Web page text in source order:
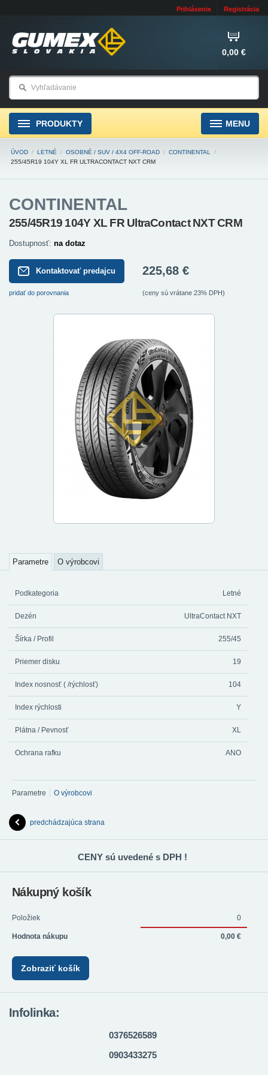
Prihlásenie Registrácia
0,00 €
PRODUKTY MENU
ÚVOD / LETNÉ / OSOBNÉ / SUV / 4X4 OFF-ROAD / CONTINENTAL
/
255/45R19 104Y XL FR ULTRACONTACT NXT CRM
CONTINENTAL
255/45R19 104Y XL FR UltraContact NXT CRM
Dostupnosť: na dotaz
Kontaktovať predajcu
pridať do porovnania
225,68 €
(ceny sú vrátane 23% DPH)
Parametre O výrobcovi
Podkategoria Letné
Dezén UltraContact NXT
Šírka / Profil 255/45
Priemer disku 19
Index nosnosť ( /rýchlosť) 104
Index rýchlosti Y
Plátna / Pevnosť XL
Ochrana rafku ANO
Parametre O výrobcovi
predchádzajúca strana
CENY sú uvedené s DPH !
Nákupný košík
Položiek 0
Hodnota nákupu 0,00 €
Zobraziť košík
Infolinka:
0376526589
0903433275